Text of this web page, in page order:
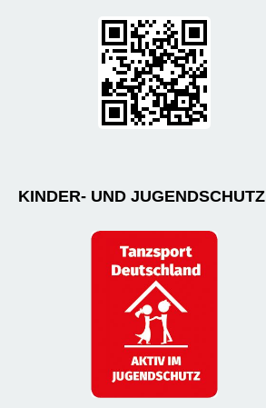
KINDER- UND JUGENDSCHUTZ